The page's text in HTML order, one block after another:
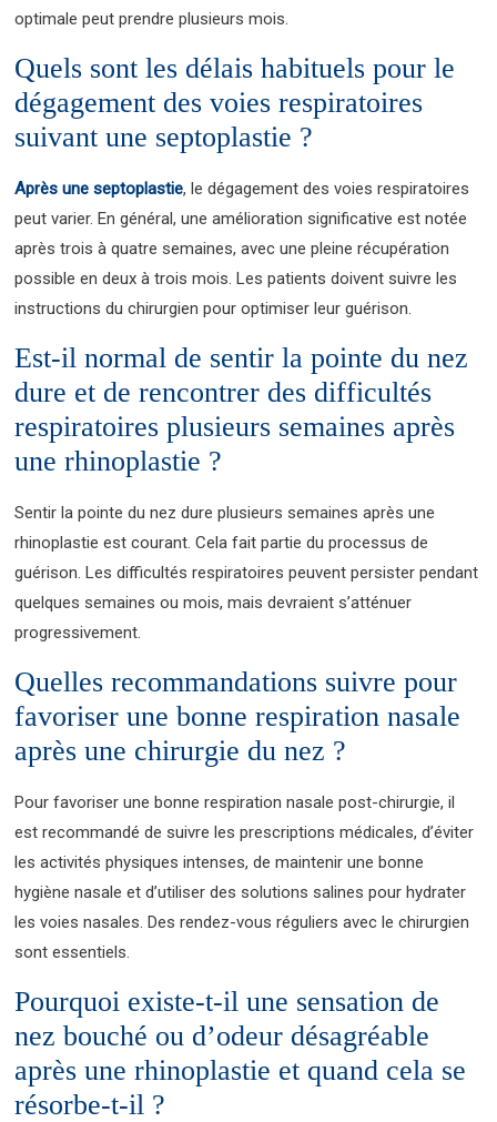
optimale peut prendre plusieurs mois.
Quels sont les délais habituels pour le
dégagement des voies respiratoires
suivant une septoplastie ?
Après une septoplastie, le dégagement des voies respiratoires
peut varier. En général, une amélioration significative est notée
après trois à quatre semaines, avec une pleine récupération
possible en deux à trois mois. Les patients doivent suivre les
instructions du chirurgien pour optimiser leur guérison.
Est-il normal de sentir la pointe du nez
dure et de rencontrer des difficultés
respiratoires plusieurs semaines après
une rhinoplastie ?
Sentir la pointe du nez dure plusieurs semaines après une
rhinoplastie est courant. Cela fait partie du processus de
guérison. Les difficultés respiratoires peuvent persister pendant
quelques semaines ou mois, mais devraient s’atténuer
progressivement.
Quelles recommandations suivre pour
favoriser une bonne respiration nasale
après une chirurgie du nez ?
Pour favoriser une bonne respiration nasale post-chirurgie, il
est recommandé de suivre les prescriptions médicales, d’éviter
les activités physiques intenses, de maintenir une bonne
hygiène nasale et d’utiliser des solutions salines pour hydrater
les voies nasales. Des rendez-vous réguliers avec le chirurgien
sont essentiels.
Pourquoi existe-t-il une sensation de
nez bouché ou d’odeur désagréable
après une rhinoplastie et quand cela se
résorbe-t-il ?